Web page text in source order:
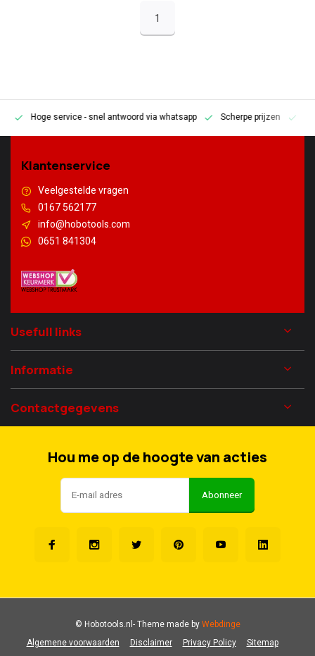
1
Hoge service- snel antwoord via whatsapp Scherpe prijzen
Klantenservice
Veelgestelde vragen
0167 562177
info@hobotools.com
0651 841304
Usefull links
Informatie
Contactgegevens
Hou me op de hoogte van acties
Abonneer
Algemene voorwaarden Disclaimer Privacy Policy Sitemap
© Hobotools.nl- Theme made byWebdinge